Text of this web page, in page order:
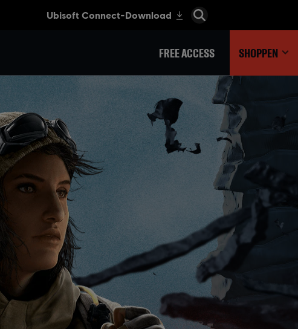
FREE ACCESS SHOPPEN